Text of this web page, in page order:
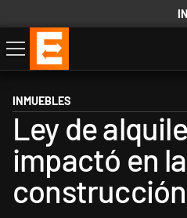
Economía
Política
Internacional
Actualidad
Descargá la App
INMUEBLES
Ley de
impactó en la
construcción